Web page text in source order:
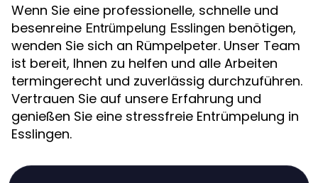
Wenn Sie eine professionelle, schnelle und
besenreine Entrümpelung Esslingen benötigen,
wenden Sie sich an Rümpelpeter. Unser Team
ist bereit, Ihnen zu helfen und alle Arbeiten
termingerecht und zuverlässig durchzuführen.
Vertrauen Sie auf unsere Erfahrung und
genießen Sie eine stressfreie Entrümpelung in
Esslingen.